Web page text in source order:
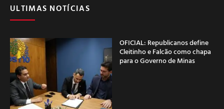
ULTIMAS NOTÍCIAS
OFICIAL: Republicanos define
Cleitinho e Falcão como chapa
para o Governo de Minas